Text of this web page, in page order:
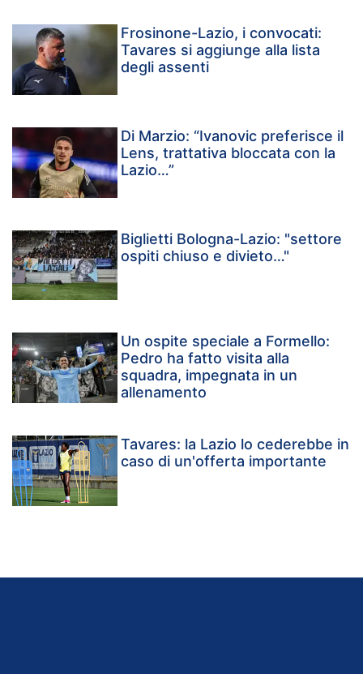
Frosinone-Lazio, i convocati:
Tavares si aggiunge alla lista
degli assenti
Di Marzio: “Ivanovic preferisce il
Lens, trattativa bloccata con la
Lazio…”
Biglietti Bologna-Lazio: "settore
ospiti chiuso e divieto…"
Un ospite speciale a Formello:
Pedro ha fatto visita alla
squadra, impegnata in un
allenamento
Tavares: la Lazio lo cederebbe in
caso di un'offerta importante